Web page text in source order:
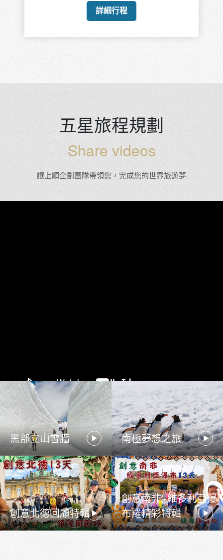
詳細行程
五星旅程規劃
Share videos
讓上順企劃團隊帶領您，完成您的世界旅遊夢
黑部立山雪牆 南極夢想之旅
創意北德回顧特輯
創意南非+維多利亞瀑
布羅精彩特輯